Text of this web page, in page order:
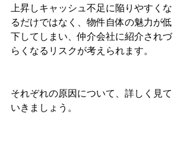
上昇しキャッシュ不足に陥りやすくな
るだけではなく、物件自体の魅力が低
下してしまい、仲介会社に紹介されづ
らくなるリスクが考えられます。
それぞれの原因について、詳しく見て
いきましょう。